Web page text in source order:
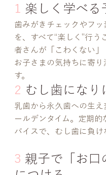
1 楽しく学べる
歯みがきチェックやフ
を、すべて“楽しく”行う
者さんが「こわくない」
お子さまの気持ちに寄
す。
2 むし歯になり
乳歯から永久歯への生
ールデンタイム。定期
バイスで、むし歯に負け
3 親子で「お口